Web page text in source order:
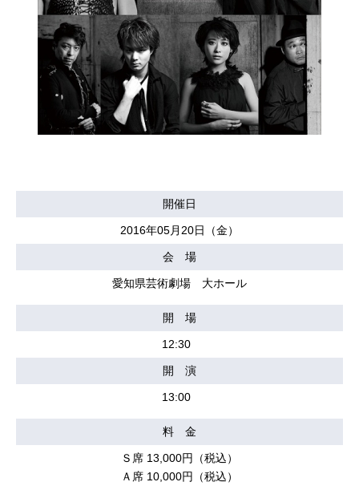
開催日
2016年05月20日（金）
会 場
愛知県芸術劇場 大ホール
開 場
12:30
開 演
13:00
料 金
Ｓ席 13,000円（税込）
Ａ席 10,000円（税込）